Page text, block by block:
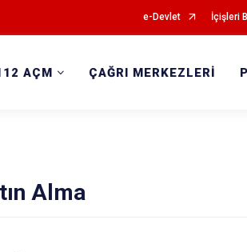
e-Devlet İçişleri
AÇM ÇAĞRI MERKEZLERİ
Alma